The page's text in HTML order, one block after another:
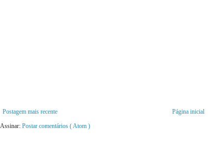
Postagem mais recente
Página inicial
Assinar: Postar comentários ( Atom )